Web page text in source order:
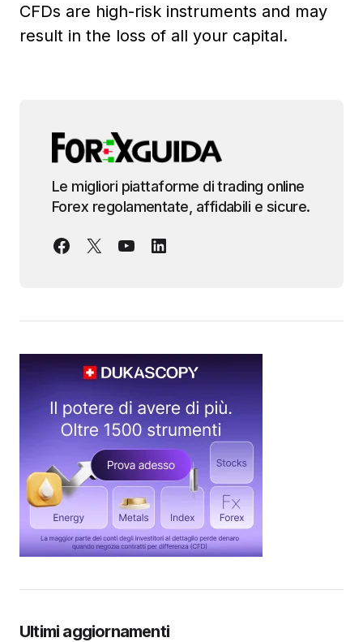
CFDs are high-risk instruments and may
result in the loss of all your capital.
Le migliori piattaforme di trading online
Forex regolamentate, affidabili e sicure.
Ultimi aggiornamenti